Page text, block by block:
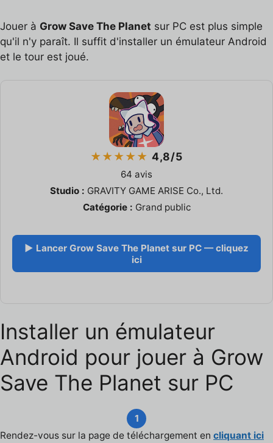
Jouer à Grow Save The Planet sur PC est plus simple
qu'il n'y paraît. Il suffit d'installer un émulateur Android
et le tour est joué.
★★★★★ 4,8/5
64 avis
Studio : GRAVITY GAME ARISE Co., Ltd.
Catégorie : Grand public
▶ Lancer Grow Save The Planet sur PC — cliquez
ici
Installer un émulateur
Android pour jouer à Grow
Save The Planet sur PC
1
Rendez-vous sur la page de téléchargement en cliquant ici